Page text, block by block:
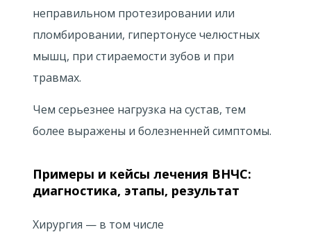
неправильном протезировании или
пломбировании, гипертонусе челюстных
мышц, при стираемости зубов и при
травмах.
Чем серьезнее нагрузка на сустав, тем
более выражены и болезненней симптомы.
Примеры и кейсы лечения ВНЧС:
диагностика, этапы, результат
Хирургия — в том числе